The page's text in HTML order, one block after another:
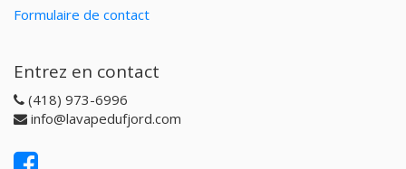
Formulaire de contact
Entrez en contact
(418) 973-6996
info@lavapedufjord.com